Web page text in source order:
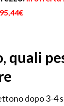
quali
dopo 3-4